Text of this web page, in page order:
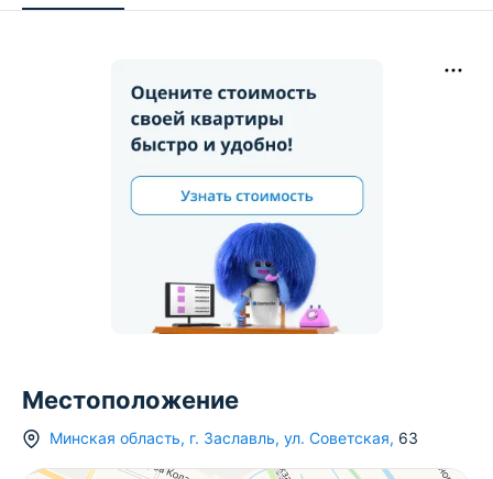
Местоположение
Минская область, г. Заславль, ул. Советская, 63